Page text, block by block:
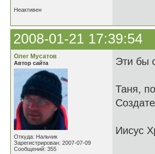
Неактивен
2008-01-21 17:39:54
Олег Мусатов
Автор сайта
Откуда: Нальчик
Зарегистрирован: 2007-07-09
Сообщений: 355
Эти бы
Таня,
Иисус